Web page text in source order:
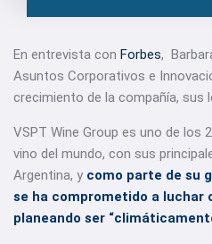
En entrevista con Forbes,
Asuntos Corporativos e
crecimiento de la compañía, sus
VSPT Wine Group es uno de los
vino del mundo, con sus
Argentina, y como parte de su
se ha comprometido a
planeando ser